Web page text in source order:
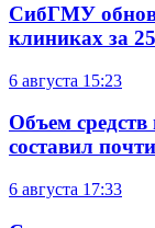
СибГМУ
клиниках за
6 августа 15:23
Объем
составил
6 августа 17:33